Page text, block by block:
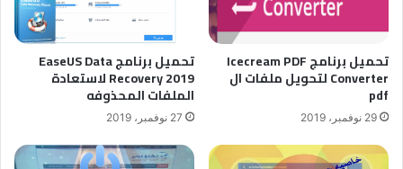
تحميل برنامج Icecream PDF
Converter لتحويل ملفات ال
pdf
29 نوفمبر، 2019
تحميل برنامج EaseUS Data
Recovery 2019 لاستعادة
الملفات المحذوفه
27 نوفمبر، 2019